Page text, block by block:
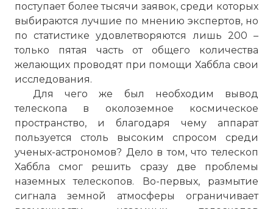
поступает более тысячи заявок, среди которых
выбираются лучшие по мнению экспертов, но
по статистике удовлетворяются лишь 200 –
только пятая часть от общего количества
желающих проводят при помощи Хаббла свои
исследования.
Для чего же был необходим вывод
телескопа в околоземное космическое
пространство, и благодаря чему аппарат
пользуется столь высоким спросом среди
ученых-астрономов? Дело в том, что телескоп
Хаббла смог решить сразу две проблемы
наземных телескопов. Во-первых, размытие
сигнала земной атмосферы ограничивает